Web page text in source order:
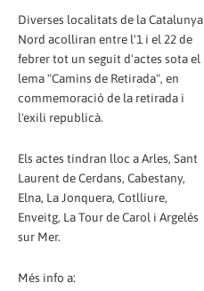
Diverses localitats de la Catalunya
Nord acolliran entre l'1 i el 22 de
febrer tot un seguit d'actes sota el
lema "Camins de Retirada", en
commemoració de la retirada i
l'exili republicà.
Els actes tindran lloc a Arles, Sant
Laurent de Cerdans, Cabestany,
Elna, La Jonquera, Cotlliure,
Enveitg, La Tour de Carol i Argelés
sur Mer.
Més info a: